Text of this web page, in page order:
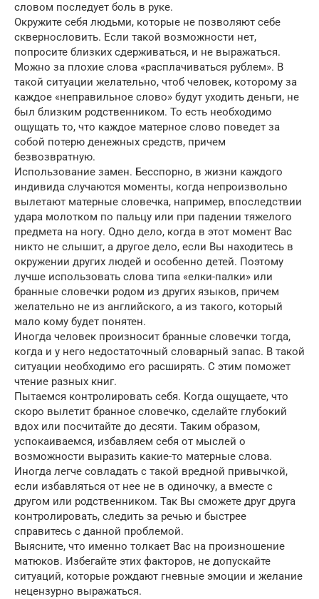
словом последует боль в руке.
Окружите себя людьми, которые не позволяют себе
сквернословить. Если такой возможности нет,
попросите близких сдерживаться, и не выражаться.
Можно за плохие слова «расплачиваться рублем». В
такой ситуации желательно, чтоб человек, которому за
каждое «неправильное слово» будут уходить деньги, не
был близким родственником. То есть необходимо
ощущать то, что каждое матерное слово поведет за
собой потерю денежных средств, причем
безвозвратную.
Использование замен. Бесспорно, в жизни каждого
индивида случаются моменты, когда непроизвольно
вылетают матерные словечка, например, впоследствии
удара молотком по пальцу или при падении тяжелого
предмета на ногу. Одно дело, когда в этот момент Вас
никто не слышит, а другое дело, если Вы находитесь в
окружении других людей и особенно детей. Поэтому
лучше использовать слова типа «елки-палки» или
бранные словечки родом из других языков, причем
желательно не из английского, а из такого, который
мало кому будет понятен.
Иногда человек произносит бранные словечки тогда,
когда и у него недостаточный словарный запас. В такой
ситуации необходимо его расширять. С этим поможет
чтение разных книг.
Пытаемся контролировать себя. Когда ощущаете, что
скоро вылетит бранное словечко, сделайте глубокий
вдох или посчитайте до десяти. Таким образом,
успокаиваемся, избавляем себя от мыслей о
возможности выразить какие-то матерные слова.
Иногда легче совладать с такой вредной привычкой,
если избавляться от нее не в одиночку, а вместе с
другом или родственником. Так Вы сможете друг друга
контролировать, следить за речью и быстрее
справитесь с данной проблемой.
Выясните, что именно толкает Вас на произношение
матюков. Избегайте этих факторов, не допускайте
ситуаций, которые рождают гневные эмоции и желание
нецензурно выражаться.